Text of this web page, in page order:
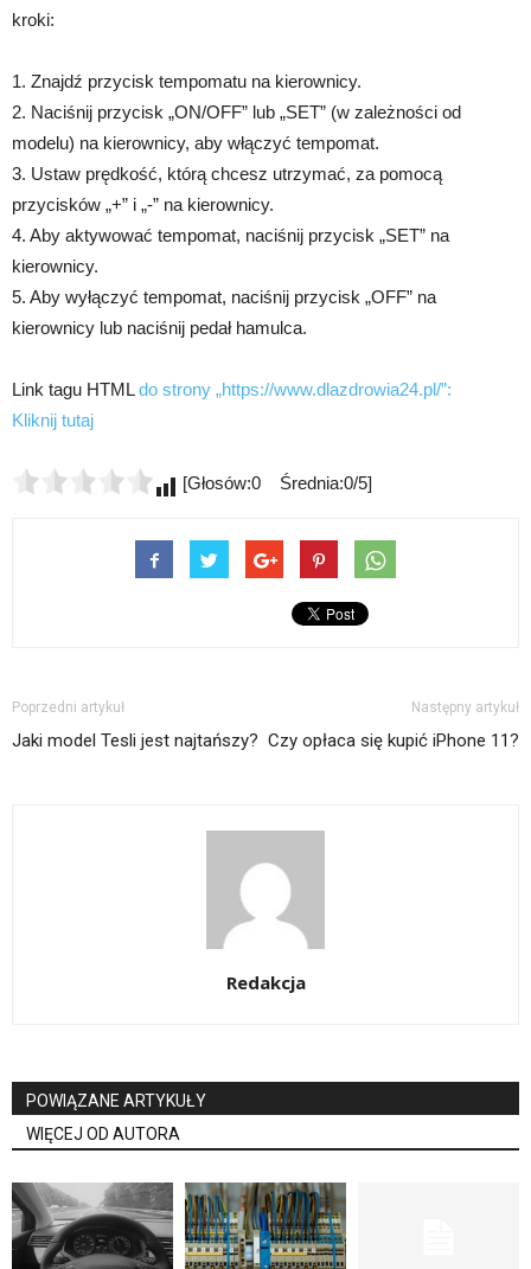
kroki:
1. Znajdź przycisk tempomatu na kierownicy.
2. Naciśnij przycisk „ON/OFF” lub „SET” (w zależności od
modelu) na kierownicy, aby włączyć tempomat.
3. Ustaw prędkość, którą chcesz utrzymać, za pomocą
przycisków „+” i „-” na kierownicy.
4. Aby aktywować tempomat, naciśnij przycisk „SET” na
kierownicy.
5. Aby wyłączyć tempomat, naciśnij przycisk „OFF” na
kierownicy lub naciśnij pedał hamulca.
Link tagu HTMLdo strony „https://www.dlazdrowia24.pl/”:
Kliknij tutaj
[Głosów:0 Średnia:0/5]
Poprzedni artykuł
Jaki model Tesli jest najtańszy?
Następny artykuł
Czy opłaca się kupić iPhone 11?
Redakcja
POWIĄZANE ARTYKUŁY
WIĘCEJ OD AUTORA